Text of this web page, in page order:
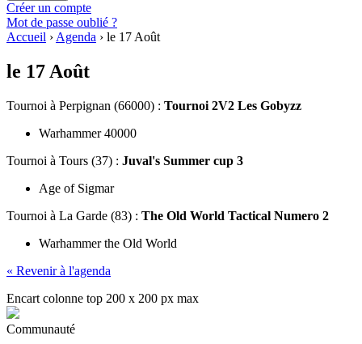
Créer un compte
Mot de passe oublié ?
Accueil › Agenda › le 17 Août
le 17 Août
Tournoi à Perpignan (66000) : Tournoi 2V2 Les Gobyzz
Warhammer 40000
Tournoi à Tours (37) : Juval's Summer cup 3
Age of Sigmar
Tournoi à La Garde (83) : The Old World Tactical Numero 2
Warhammer the Old World
« Revenir à l'agenda
Encart colonne top 200 x 200 px max
Communauté